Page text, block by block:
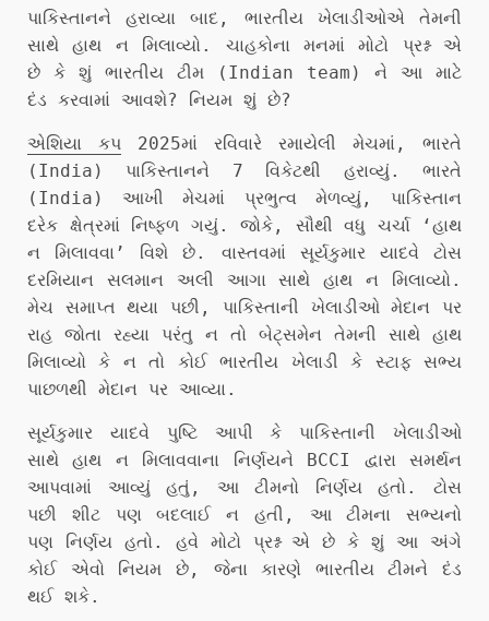
પાકિસ્તાનને હરાવ્યા બાદ, ભારતીય ખેલાડીઓએ તેમની
સાથે હાથ ન મિલાવ્યો. ચાહકોના મનમાં મોટો પ્રશ્ન એ
છે કે શું ભારતીય ટીમ (Indian team) ને આ માટે
દંડ કરવામાં આવશે? નિયમ શું છે?
એશિયા કપ 2025માં રવિવારે રમાયેલી મેચમાં, ભારતે
(India) પાકિસ્તાનને 7 વિકેટથી હરાવ્યું. ભારતે
(India) આખી મેચમાં પ્રભુત્વ મેળવ્યું, પાકિસ્તાન
દરેક ક્ષેત્રમાં નિષ્ફળ ગયું. જોકે, સૌથી વધુ ચર્ચા ‘હાથ
ન મિલાવવા’ વિશે છે. વાસ્તવમાં સૂર્યકુમાર યાદવે ટોસ
દરમિયાન સલમાન અલી આગા સાથે હાથ ન મિલાવ્યો.
મેચ સમાપ્ત થયા પછી, પાકિસ્તાની ખેલાડીઓ મેદાન પર
રાહ જોતા રહ્યા પરંતુ ન તો બેટ્સમેન તેમની સાથે હાથ
મિલાવ્યો કે ન તો કોઈ ભારતીય ખેલાડી કે સ્ટાફ સભ્ય
પાછળથી મેદાન પર આવ્યા.
સૂર્યકુમાર યાદવે પુષ્ટિ આપી કે પાકિસ્તાની ખેલાડીઓ
સાથે હાથ ન મિલાવવાના નિર્ણયને BCCI દ્વારા સમર્થન
આપવામાં આવ્યું હતું, આ ટીમનો નિર્ણય હતો. ટોસ
પછી શીટ પણ બદલાઈ ન હતી, આ ટીમના સભ્યનો
પણ નિર્ણય હતો. હવે મોટો પ્રશ્ન એ છે કે શું આ અંગે
કોઈ એવો નિયમ છે, જેના કારણે ભારતીય ટીમને દંડ
થઈ શકે.